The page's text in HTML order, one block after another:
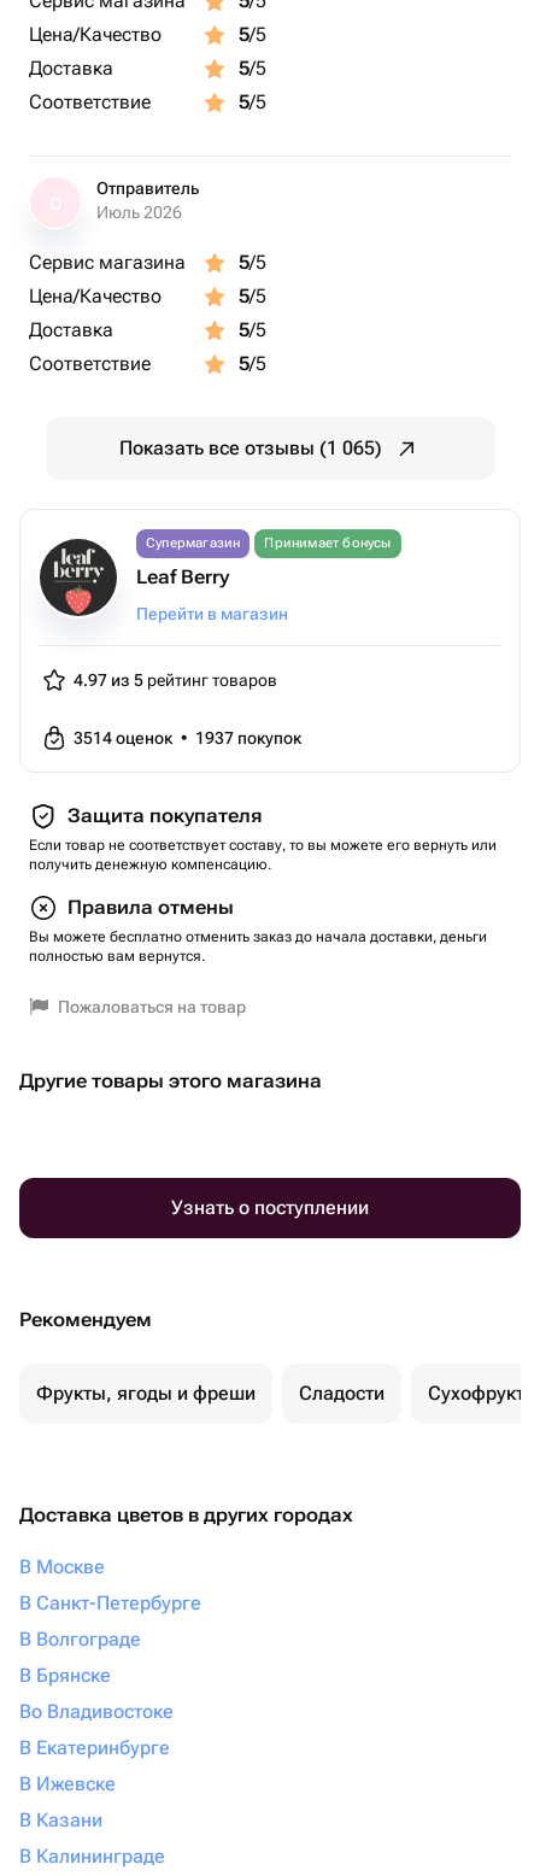
Цена/Качество
5/5
Доставка
5/5
Соответствие
5/5
Отправитель
Июль 2026
Сервис магазина 5/5
Цена/Качество
5/5
Доставка
5/5
Соответствие
5/5
Показать все отзывы (1 065)
Супермагазин Принимает бонусы
Leaf Berry
Перейти в магазин
4.97 из 5 рейтинг товаров
3514оценок • 1937 покупок
Защита покупателя
Если товар не соответствует составу, то вы можете его вернуть или
получить денежную компенсацию.
Правила отмены
Вы можете бесплатно отменить заказ до начала доставки, деньги
полностью вам вернутся.
Пожаловаться на товар
Другие товары этого магазина
Узнать о поступлении
Рекомендуем
Фрукты, ягоды и фреши Сладости Сухофрукты
Доставка цветов в других городах
В Москве
В Санкт-Петербурге
В Волгограде
В Брянске
Во Владивостоке
В Екатеринбурге
В Ижевске
В Казани
В Калининграде